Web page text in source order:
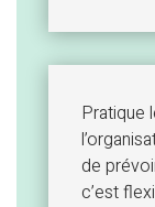
Pratique
de
c’est